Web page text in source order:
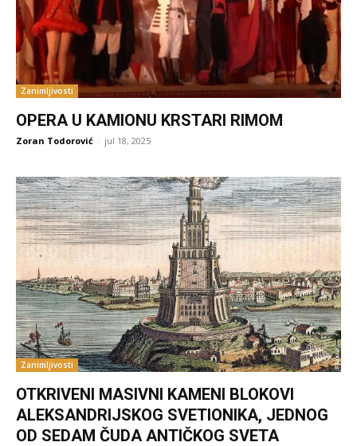
Zanimljivosti
OPERA U KAMIONU KRSTARI RIMOM
Zoran Todorović - jul 18, 2025
Zanimljivosti
OTKRIVENI MASIVNI KAMENI BLOKOVI
ALEKSANDRIJSKOG SVETIONIKA, JEDNOG
OD SEDAM ČUDA ANTIČKOG SVETA